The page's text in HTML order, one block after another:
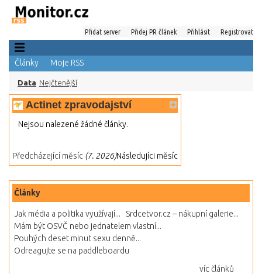
Přidat server Přidej PR článek Přihlásit Registrovat
Články Moje RSS
Data Nejčtenější
Actinet zpravodajství
Nejsou nalezené žádné články.
Předcházející měsíc (7. 2026)Následujíci měsíc
Články
Jak média a politika využívají...
Srdcetvor.cz – nákupní galerie...
Mám být OSVČ nebo jednatelem vlastní...
Pouhých deset minut sexu denně...
Odreagujte se na paddleboardu
víc článků